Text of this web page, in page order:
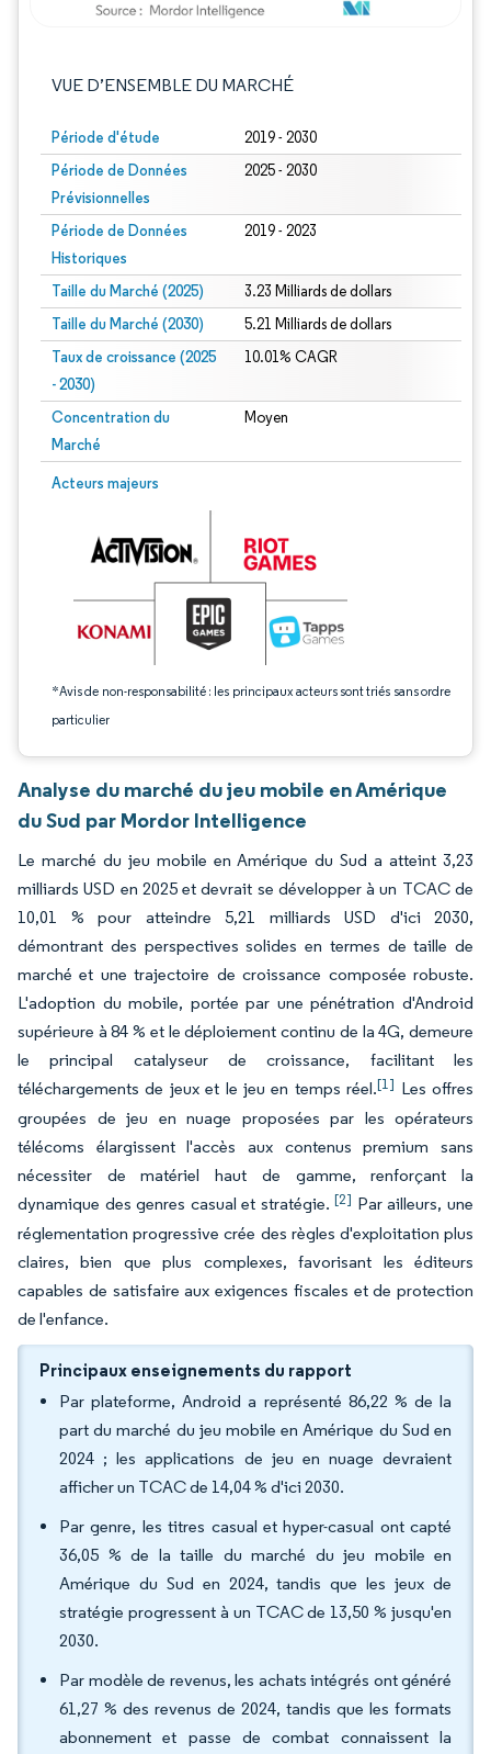
VUE D’ENSEMBLE DU MARCHÉ
Période d'étude 2019 - 2030
Période de Données
Prévisionnelles
2025 - 2030
Période de Données
Historiques
2019 - 2023
Taille du Marché (2025) 3.23 Milliards de dollars
Taille du Marché (2030) 5.21 Milliards de dollars
Taux de croissance (2025
- 2030)
10.01% CAGR
Concentration du
Marché
Moyen
Acteurs majeurs
*Avis de non-responsabilité : les principaux acteurs sont triés sans ordre
particulier
Image © Mordor Intelligence. La réutilisation nécessite une attribution sous CC
Analyse du marché du jeu mobile en Amérique
du Sud par Mordor Intelligence
Le marché du jeu mobile en Amérique du Sud a atteint 3,23
milliards USD en 2025 et devrait se développer à un TCAC de
10,01 % pour atteindre 5,21 milliards USD d'ici 2030,
démontrant des perspectives solides en termes de taille de
marché et une trajectoire de croissance composée robuste.
L'adoption du mobile, portée par une pénétration d'Android
supérieure à 84 % et le déploiement continu de la 4G, demeure
le principal catalyseur de croissance, facilitant les
téléchargements de jeux et le jeu en temps réel.[1] Les offres
groupées de jeu en nuage proposées par les opérateurs
télécoms élargissent l'accès aux contenus premium sans
nécessiter de matériel haut de gamme, renforçant la
dynamique des genres casual et stratégie.[2] Par ailleurs, une
réglementation progressive crée des règles d'exploitation plus
claires, bien que plus complexes, favorisant les éditeurs
capables de satisfaire aux exigences fiscales et de protection
de l'enfance.
Principaux enseignements du rapport
Par plateforme, Android a représenté 86,22 % de la
part du marché du jeu mobile en Amérique du Sud en
2024 ; les applications de jeu en nuage devraient
afficher un TCAC de 14,04 % d'ici 2030.
Par genre, les titres casual et hyper-casual ont capté
36,05 % de la taille du marché du jeu mobile en
Amérique du Sud en 2024, tandis que les jeux de
stratégie progressent à un TCAC de 13,50 % jusqu'en
2030.
Par modèle de revenus, les achats intégrés ont généré
61,27 % des revenus de 2024, tandis que les formats
abonnement et passe de combat connaissent la